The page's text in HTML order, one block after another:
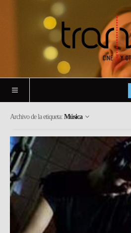
Archivo de la etiqueta: Música